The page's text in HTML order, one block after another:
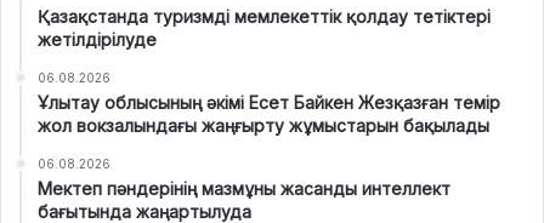
Қазақстанда туризмді мемлекеттік қолдау тетіктері
жетілдірілуде
06.08.2026
Ұлытау облысының әкімі Есет Байкен Жезқазған темір
жол вокзалындағы жаңғырту жұмыстарын бақылады
06.08.2026
Мектеп пәндерінің мазмұны жасанды интеллект
бағытында жаңартылуда